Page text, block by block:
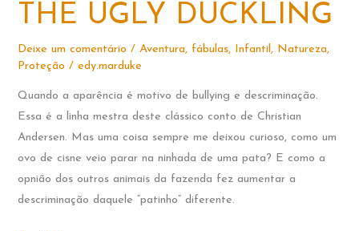
THE UGLY DUCKLING
Deixe um comentário /Aventura, fábulas, Infantil , Natureza,
Proteção /edy.marduke
Quando a aparência é motivo de bullying e descriminação.
Essa é a linha mestra deste clássico conto de Christian
Andersen. Mas uma coisa sempre me deixou curioso, como um
ovo de cisne veio parar na ninhada de uma pata? E como a
opnião dos outros animais da fazenda fez aumentar a
descriminação daquele “patinho” diferente.